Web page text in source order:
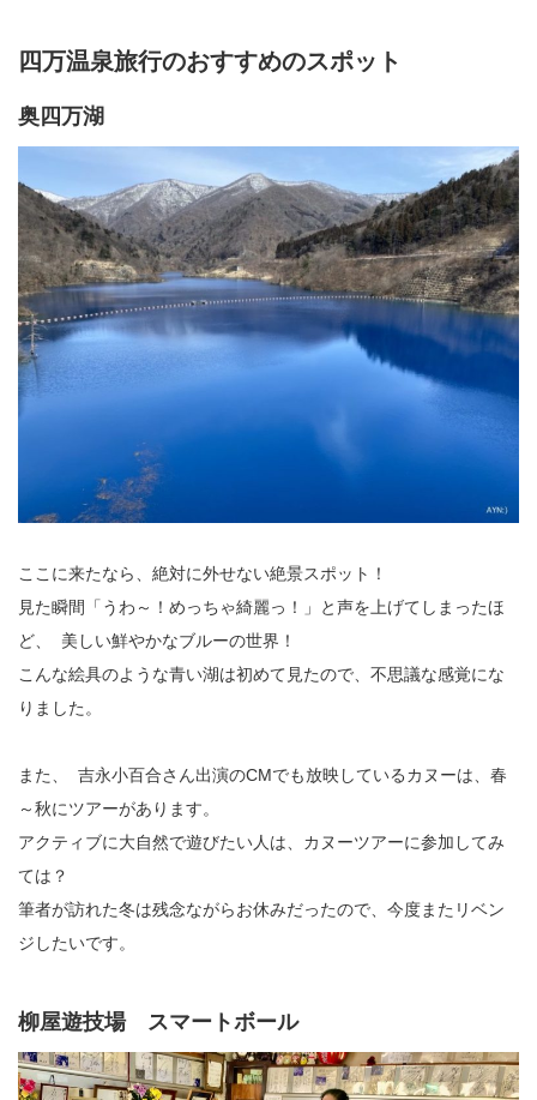
四万温泉旅行のおすすめのスポット
奥四万湖
ここに来たなら、絶対に外せない絶景スポット！
見た瞬間「うわ～！めっちゃ綺麗っ！」と声を上げてしまったほ
ど、 美しい鮮やかなブルーの世界！
こんな絵具のような青い湖は初めて見たので、不思議な感覚にな
りました。
また、 吉永小百合さん出演のCMでも放映しているカヌーは、春
～秋にツアーがあります。
アクティブに大自然で遊びたい人は、カヌーツアーに参加してみ
ては？
筆者が訪れた冬は残念ながらお休みだったので、今度またリベン
ジしたいです。
柳屋遊技場 スマートボール